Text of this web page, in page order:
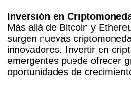
Inversión en
Más allá de Bitcoin y
surgen nuevas
innovadores. Invertir en
emergentes puede ofrecer
oportunidades de